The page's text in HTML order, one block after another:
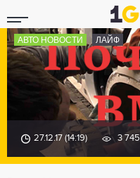
АВТО НОВОСТИ ЛАЙФ
27.12.17 (14:19) 3 745